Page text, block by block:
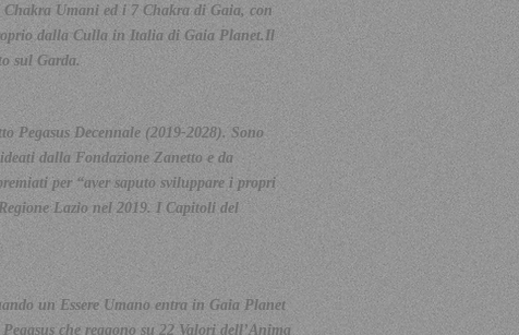
Chakra Umani ed i 7 Chakra di Gaia, con
dalla Culla in Italia di Gaia Planet.Il
sul Garda.
Pegasus Decennale (2019-2028). Sono
dalla Fondazione Zanetto e da
per “aver saputo sviluppare i propri
Lazio nel 2019. I Capitoli del
un Essere Umano entra in Gaia Planet
che reggono su 22 Valori dell’Anima